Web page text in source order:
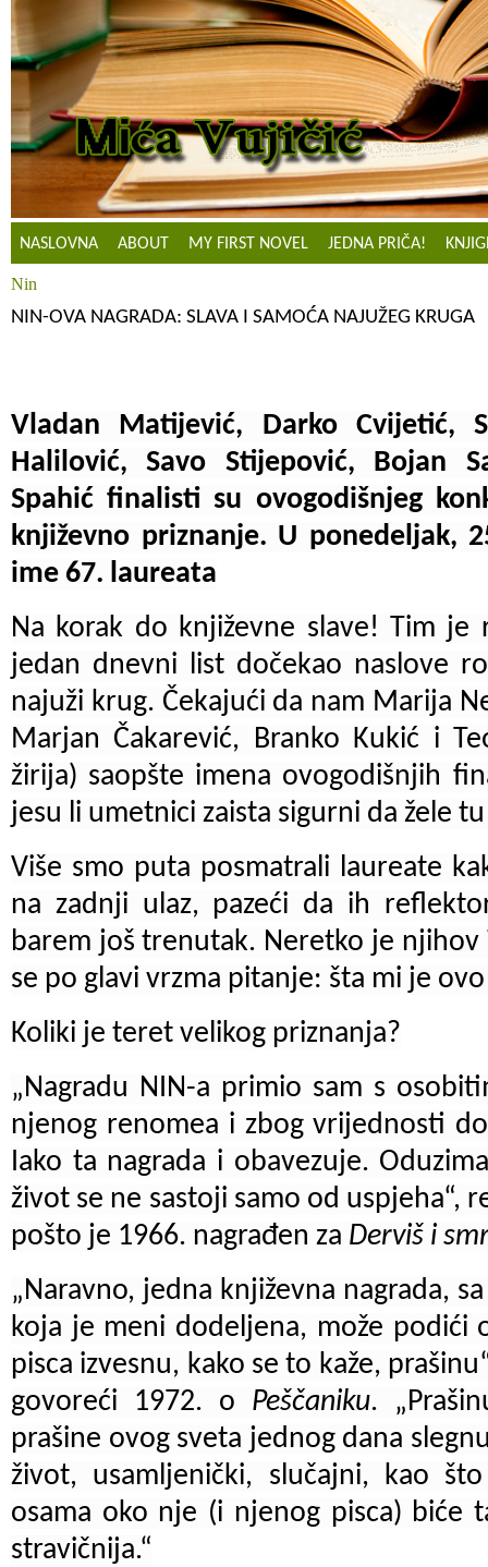
NASLOVNA ABOUT MY FIRST NOVEL JEDNA PRIČA!
Nin
NIN-OVA NAGRADA: SLAVA I SAMOĆA NAJUŽEG KRUGA
Vladan Matijević, Darko Cvijetić,
Halilović, Savo Stijepović, Bojan
Spahić finalisti su ovogodišnjeg
književno priznanje. U ponedeljak,
ime 67. laureata
Na korak do književne slave! Tim je
jedan dnevni list dočekao naslove
najuži krug. Čekajući da nam Marija
Marjan Čakarević, Branko Kukić i
žirija) saopšte imena ovogodišnjih
jesu li umetnici zaista sigurni da žele tu
Više smo puta posmatrali laureate
na zadnji ulaz, pazeći da ih
barem još trenutak. Neretko je njihov
se po glavi vrzma pitanje: šta mi je
Koliki je teret velikog priznanja?
„Nagradu NIN-a primio sam s
njenog renomea i zbog vrijednosti
Iako ta nagrada i obavezuje.
život se ne sastoji samo od uspjeha“,
pošto je 1966. nagrađen za Derviš i
„Naravno, jedna književna nagrada,
koja je meni dodeljena, može podići
pisca izvesnu, kako se to kaže,
govoreći 1972. o Peščaniku.
prašine ovog sveta jednog dana
život, usamljenički, slučajni, kao
osama oko nje (i njenog pisca) biće
stravičnija.“